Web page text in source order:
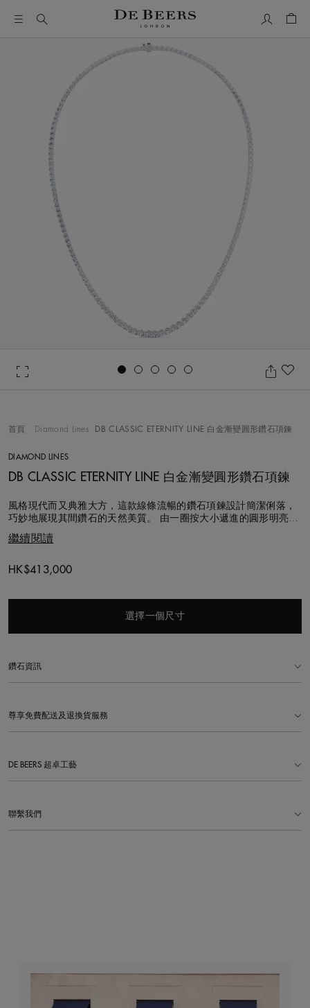
這是一個帶有一張大圖像和下面的縮圖軌道的輪播。使用
首頁 Diamond Lines DB CLASSIC ETERNITY LINE 白金漸變圓形鑽石項鍊
DIAMOND LINES
DB CLASSIC ETERNITY LINE 白金漸變圓形鑽石項鍊
風格現代而又典雅大方，這款線條流暢的鑽石項鍊設計簡潔俐落，
巧妙地展現其間鑽石的天然美質。 由一圈按大小遞進的圓形明亮式
購、悉心甄選，並精確排列對準，以確保達成和諧平衡。鑽石重量
18K白金底座上，烘托
繼續閱讀
Original price
HK$413,000
選擇一個尺寸
鑽石資訊
尊享免費配送及退換貨服務
DE BEERS 超卓工藝
聯繫我們